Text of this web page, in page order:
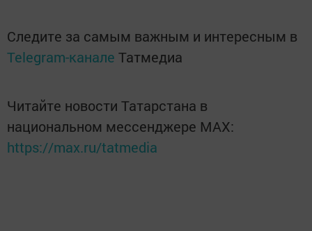
Следите за самым важным и интересным в
Telegram-канале Татмедиа
Читайте новости Татарстана в
национальном мессенджере MАХ:
https://max.ru/tatmedia